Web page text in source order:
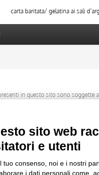
carta baritata/ gelatina ai sali
RISULTATI
in questo sito sono soggette
sito web
e utenti
tuo consenso, noi e i nostri
i dati personali come,